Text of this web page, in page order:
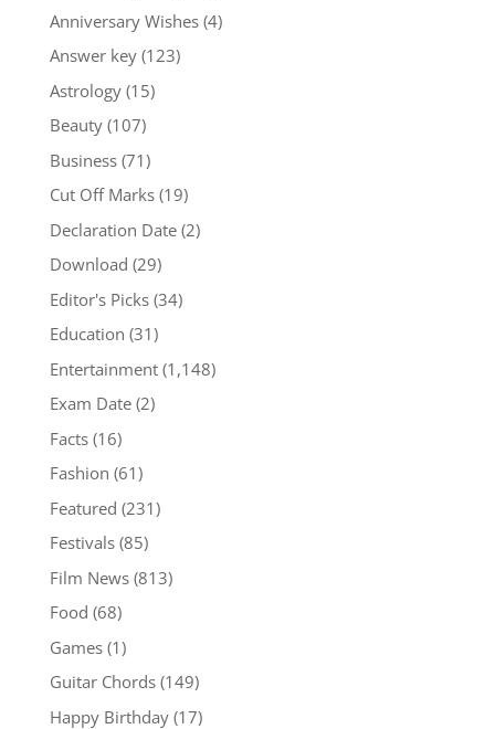
Anniversary Wishes(4)
Answer key(123)
Astrology(15)
Beauty(107)
Business(71)
Cut Off Marks(19)
Declaration Date(2)
Download (29)
Editor's Picks(34)
Education (31)
Entertainment(1,148)
Exam Date(2)
Facts(16)
Fashion (61)
Featured (231)
Festivals(85)
Film News(813)
Food (68)
Games(1)
Guitar Chords(149)
Happy Birthday(17)